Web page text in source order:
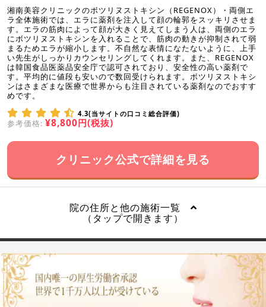
湘南美容クリニックのボツリヌストキシン（REGENOX）・両側エ
ラ全体施術では、エラに薬剤を注入して顔の輪郭をスッキリさせま
す。エラの筋肉によって顔が大きく見えてしまう人は、両側のエラ
にボツリヌストキシンを入れることで、筋肉の動きが抑制されて弱
まるためエラが縮小します。不自然な表情になたないように、上手
い先生がしっかりカウンセリングしてくれます。また、REGENOX
は韓国食品医薬品安全庁で認可されており、安全性の高い薬剤で
す。平均的に値段も安いので数回受けられます。ボツリヌストキシ
ンはさまざまな医療で世界からも注目されている薬剤なのでおすす
めです。
4.3(当サイトの口コミ総合評価)
参考価格: ¥8,800円(税抜)
クリニック公式で詳細を見る
院の住所と他の施術一覧
（タップで開きます）